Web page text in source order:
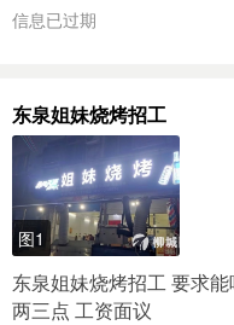
信息已过期
东泉姐妹烧烤招工
图1
东泉姐妹烧烤招工 要求
两三点 工资面议